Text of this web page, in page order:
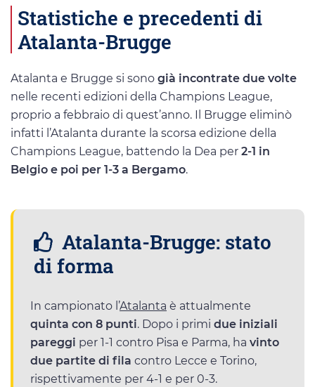
Statistiche e precedenti di
Atalanta-Brugge
Atalanta e Brugge si sono già incontrate due volte
nelle recenti edizioni della Champions League,
proprio a febbraio di quest’anno. Il Brugge eliminò
infatti l’Atalanta durante la scorsa edizione della
Champions League, battendo la Dea per 2-1 in
Belgio e poi per 1-3 a Bergamo.
Atalanta-Brugge: stato
di forma
In campionato l’Atalanta è attualmente
quinta con 8 punti. Dopo i primi due iniziali
pareggi per 1-1 contro Pisa e Parma, ha vinto
due partite di fila contro Lecce e Torino,
rispettivamente per 4-1 e per 0-3.